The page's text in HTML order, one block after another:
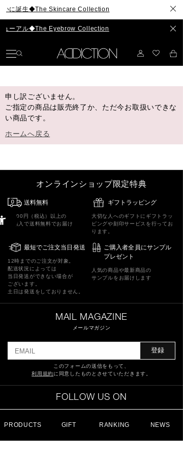
いに誕生◆The Skincare Collection
ューアル◆The Eyebrow Collection
申し訳ございません。
ご指定の商品は販売終了か、ただ今お取扱いできな
い商品です。
ホームへ戻る
PRODUCTS GIFT RANKING NEWS
オンラインショップ限定特典
送料無料
5,500円（税込）以上の
ご購入で送料無料でお届け
ギフトラッピング
大切な人へのギフトにギフトラッ
ピングや刻印サービスを行ってお
ります。
最短でご注文当日発送
12時までのご注文が対象。
配送状況によっては
当日発送ができない場合が
ございます。
土日は発送をしておりません。
ご購入者全員にサンプル
プレゼント
人気の商品や最新商品の
サンプルをお届けします
MAIL MAGAZINE
メールマガジン
登録
このフォームの送信をもって、
利用規約に同意したものとさせていただきます。
FOLLOW US ON
特定商取引法に基づく表記 ショッピングガイド